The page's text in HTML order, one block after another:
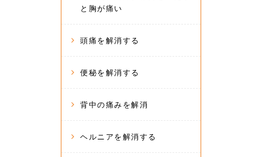
と胸が痛い
頭痛を解消する
便秘を解消する
背中の痛みを解消
ヘルニアを解消する